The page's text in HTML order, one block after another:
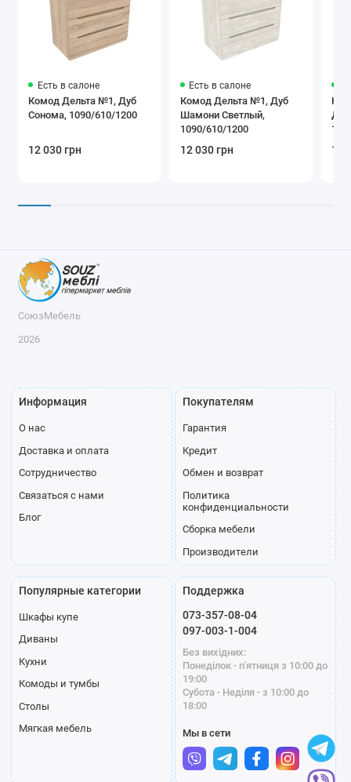
Есть в салоне
Комод Дельта №1, Дуб
Сонома, 1090/610/1200
12 030 грн
Есть в салоне
Комод Дельта №1, Дуб
Шамони Светлый,
1090/610/1200
12 030 грн 13
СоюзМебель
2026
Информация
О нас
Доставка и оплата
Сотрудничество
Связаться с нами
Блог
Покупателям
Гарантия
Кредит
Обмен и возврат
Политика
конфиденциальности
Сборка мебели
Производители
Популярные категории
Шкафы купе
Диваны
Кухни
Комоды и тумбы
Столы
Мягкая мебель
Поддержка
073-357-08-04
097-003-1-004
Без вихідних:
Понеділок - п'ятниця з 10:00 до
19:00
Субота - Неділя - з 10:00 до
18:00
Мы в сети